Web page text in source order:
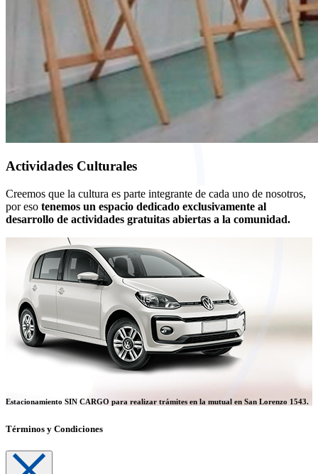
Actividades Culturales
Creemos que la cultura es parte integrante de cada uno de nosotros,
por eso tenemos un espacio dedicado exclusivamente al
desarrollo de actividades gratuitas abiertas a la comunidad.
Estacionamiento SIN CARGO para realizar trámites en la mutual en San Lorenzo 1543.
Términos y Condiciones